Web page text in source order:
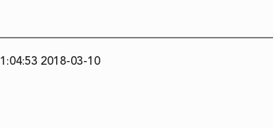
2018-03-10 11:04:53